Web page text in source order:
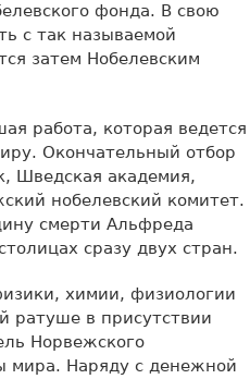
фонда. В свою
с так называемой
затем Нобелевским
работа, которая ведется
Окончательный отбор
Шведская академия,
нобелевский комитет.
смерти Альфреда
сразу двух стран.
химии, физиологии
ратуше в присутствии
Норвежского
мира. Наряду с денежной